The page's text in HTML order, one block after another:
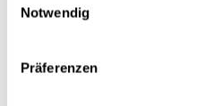
Notwendig
Präferenzen